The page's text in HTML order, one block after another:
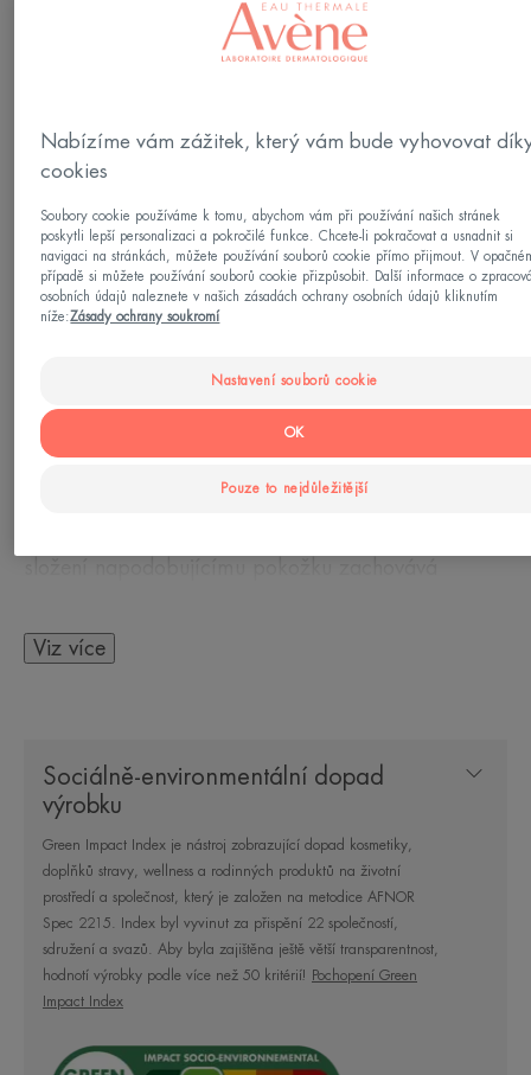
Normální pleť - Smíšená pleť - Dehydratovaná pleť
Pohodlí - Hydratace
Vyrobeno v Francii
Tato hydratační pleťová emulze 100% přírodního
původu s vysokou snášenlivostí pro normální až
kojence. Složení obohacené o kyselinu
hyaluronovou intenzivně hydratuje pleť po dobu 48
hodin*. TOLERANCE HYDRA-10 Emulze
podporuje přirozenou vlhkost pokožky a obnovuje
Svěží a lehká textura tohoto pleťového fluidu bez
NĚKOLIK SLOV OD NAŠEHO
ODBORNÍKA
hyaluronovou a termální vodou
Viz více
Sociálně-environmentální dopad
výrobku
Green Impact Index je nástroj zobrazující dopad kosmetiky,
doplňků stravy, wellness a rodinných produktů na životní
prostředí a společnost, který je založen na metodice AFNOR
Spec 2215. Index byl vyvinut za přispění 22 společností,
sdružení a svazů. Aby byla zajištěna ještě větší transparentnost,
hodnotí výrobky podle více než 50 kritérií!
Pochopení Green
Impact Index
Nabízíme vám zážitek, který vám bude vyhovovat
cookies
Soubory cookie používáme k tomu, abychom vám při používání našich stránek
poskytli lepší personalizaci a pokročilé funkce. Chcete-li pokračovat a usnadnit si
navigaci na stránkách, můžete používání souborů cookie přímo přijmout. V
případě si můžete používání souborů cookie přizpůsobit. Další informace o
osobních údajů naleznete v našich zásadách ochrany osobních údajů kliknutím
níže:Zásady ochrany soukromí
Nastavení souborů cookie
Pouze to nejdůležitější
OK